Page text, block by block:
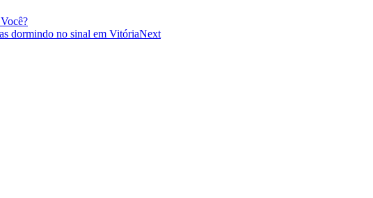
dormindo no sinal em VitóriaNext